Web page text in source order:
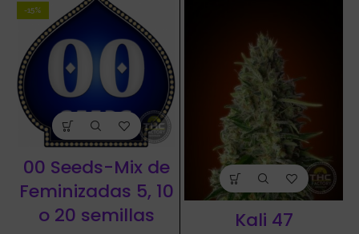
-15%
00 Seeds-Mix de
Feminizadas 5, 10
o 20 semillas
Kali 47